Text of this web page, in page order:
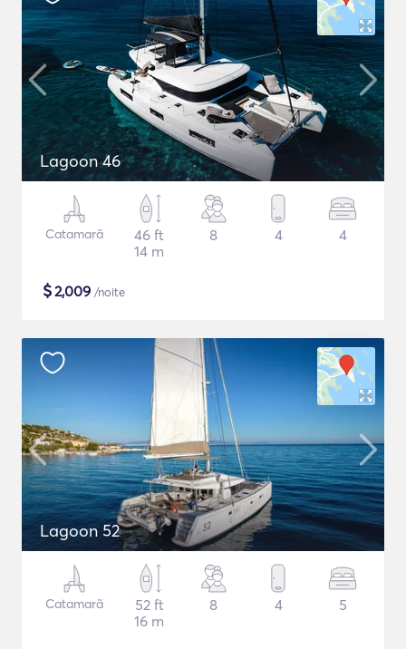
Lagoon 46
Catamarã
46 ft
14 m
8 4 4
$2,009 /noite
Lagoon 52
Catamarã
52 ft
16 m
8 4 5